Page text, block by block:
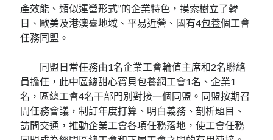
產效能、類似運營形式”的企業特色，摸索樹立了韓
日、歐美及港澳臺地域、平易近營、國有4包養個工會
任務同盟。
同盟日常任務由1名企業工會輪值主席和2名聯絡
員擔任，此中區總甜心寶貝包養網工會1名、企業1
名，區總工會4名干部門別對接一個同盟。同盟按期召
開任務會議，制訂年度打算、明白義務、剖析題目、
訪問交通，推動企業工會各項任務落地，使工會任務